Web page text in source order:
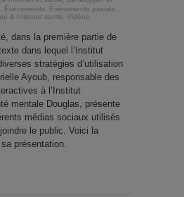
Événements Évènements passés
& Internet santé Vidéos
dans la première partie de
dans lequel l’Institut
stratégies d’utilisation
Ayoub, responsable des
à l’Institut
mentale Douglas, présente
médias sociaux utilisés
le public. Voici la
présentation.